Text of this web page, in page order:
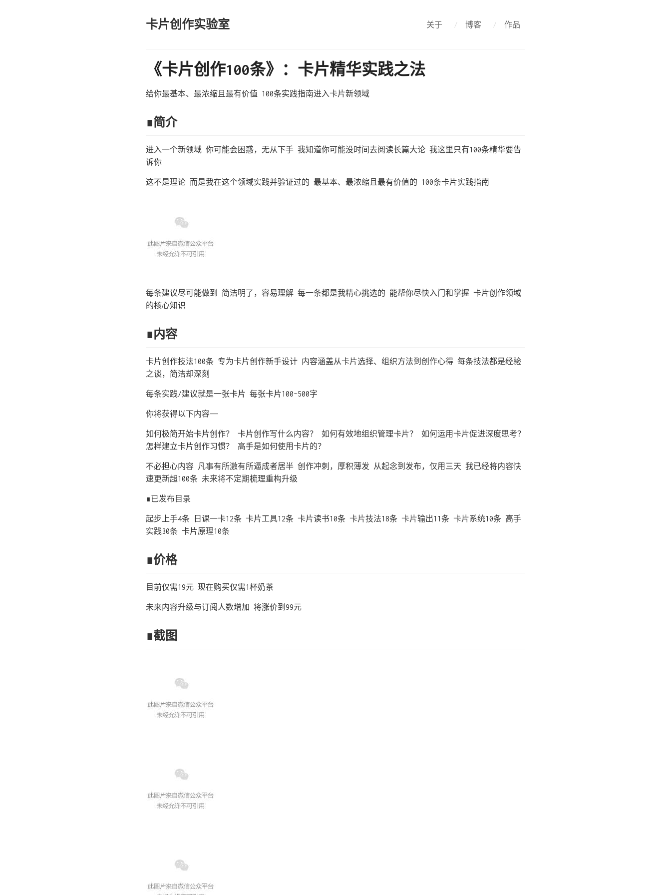
卡片创作实验室 关于 / 博客 / 作品
《卡片创作100条》：卡片精华实践之法
给你最基本、最浓缩且最有价值 100条实践指南进入卡片新领域
∎简介
进入一个新领域 你可能会困惑，无从下手 我知道你可能没时间去阅读长篇大论 我这里只有100条精华要告
诉你
这不是理论 而是我在这个领域实践并验证过的 最基本、最浓缩且最有价值的 100条卡片实践指南
每条建议尽可能做到 简洁明了，容易理解 每一条都是我精心挑选的 能帮你尽快入门和掌握 卡片创作领域
的核心知识
∎内容
卡片创作技法100条 专为卡片创作新手设计 内容涵盖从卡片选择、组织方法到创作心得 每条技法都是经验
之谈，简洁却深刻
每条实践/建议就是一张卡片 每张卡片100~500字
你将获得以下内容——
如何极简开始卡片创作？ 卡片创作写什么内容？ 如何有效地组织管理卡片？ 如何运用卡片促进深度思考？
怎样建立卡片创作习惯？ 高手是如何使用卡片的？
不必担心内容 凡事有所激有所逼成者居半 创作冲刺，厚积薄发 从起念到发布，仅用三天 我已经将内容快
速更新超100条 未来将不定期梳理重构升级
∎已发布目录
起步上手4条 日课一卡12条 卡片工具12条 卡片读书10条 卡片技法18条 卡片输出11条 卡片系统10条 高手
实践30条 卡片原理10条
∎价格
目前仅需19元 现在购买仅需1杯奶茶
未来内容升级与订阅人数增加 将涨价到99元
∎截图